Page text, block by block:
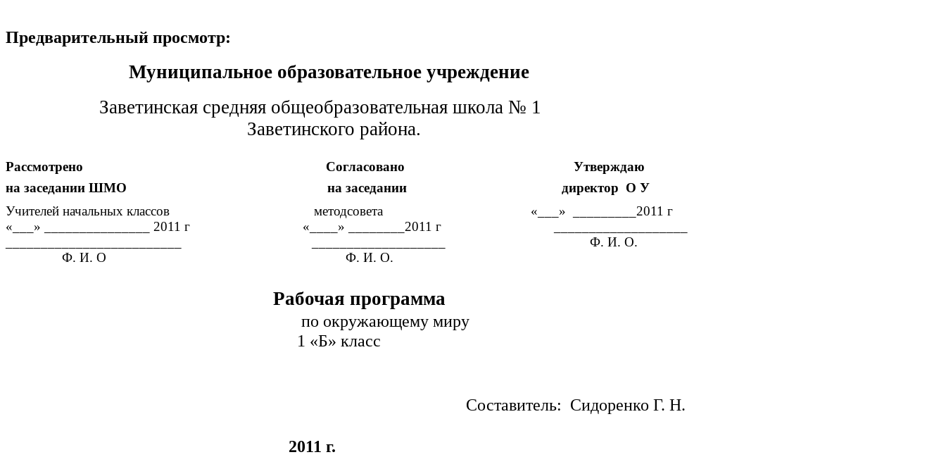
Предварительный просмотр:
Муниципальное образовательное учреждение
Заветинская средняя общеобразовательная школа № 1
Заветинского района.
Рассмотрено Согласовано Утверждаю
на заседании ШМО на заседании директор О У
Учителей начальных классов методсовета «___» _________2011 г
«___» _______________ 2011 г «____» ________2011 г ___________________
_________________________ ___________________ Ф. И. О.
Ф. И. О Ф. И. О.
Рабочая программа
по окружающему миру
1 «Б» класс
Составитель: Сидоренко Г. Н.
2011 г.